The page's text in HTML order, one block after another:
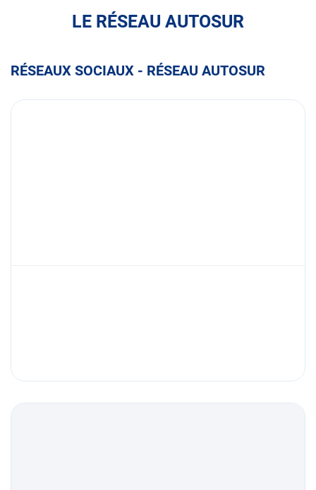
LE RÉSEAU AUTOSUR
RÉSEAUX SOCIAUX - RÉSEAU AUTOSUR